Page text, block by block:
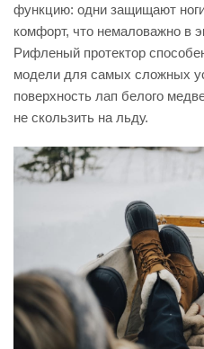
функцию: одни защищают
комфорт, что немаловажно в
Рифленый протектор
модели для самых сложных
поверхность лап белого
не скользить на льду.